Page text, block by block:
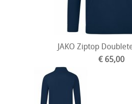
JAKO Ziptop
€ 65,00